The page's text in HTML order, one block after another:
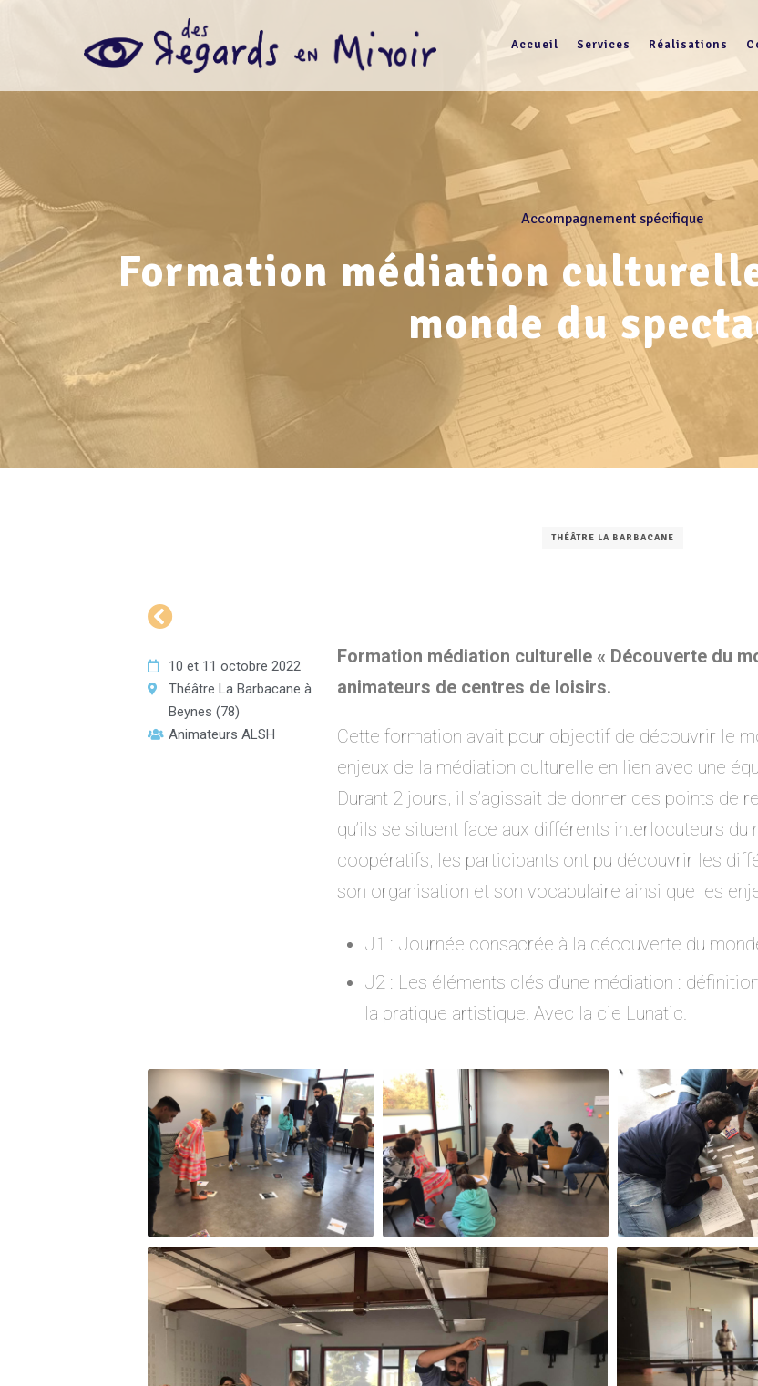
Accueil Services Réalisations
Accompagnement spécifique
Formation médiation
monde du
THÉÂTRE LA BARBACANE
10 et 11 octobre 2022
Théâtre La Barbacane à
Beynes (78)
Animateurs ALSH
Formation médiation culturelle « Découverte du
animateurs de centres de loisirs.
Cette formation avait pour objectif de découvrir le
enjeux de la médiation culturelle en lien avec une
Durant 2 jours, il s’agissait de donner des points de
qu’ils se situent face aux différents interlocuteurs
coopératifs, les participants ont pu découvrir les
son organisation et son vocabulaire ainsi que les
J1 : Journée consacrée à la découverte du
J2 : Les éléments clés d’une médiation :
la pratique artistique. Avec la cie Lunatic.